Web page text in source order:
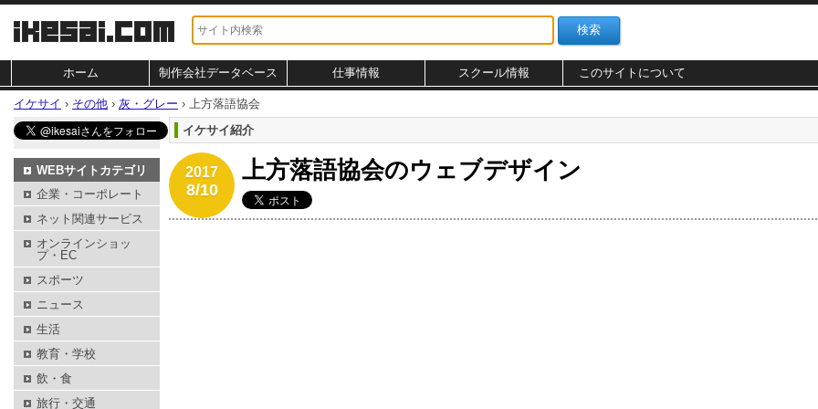
ホーム 制作会社データベース 仕事情報 スクール情報 このサイトについて
イケサイ › その他 › 灰・グレー › 上方落語協会
イケサイ紹介
2017
8/10
上方落語協会のウェブデザイン
WEBサイトカテゴリ
企業・コーポレート
ネット関連サービス
オンラインショッ
プ・EC
スポーツ
ニュース
生活
教育・学校
飲・食
旅行・交通